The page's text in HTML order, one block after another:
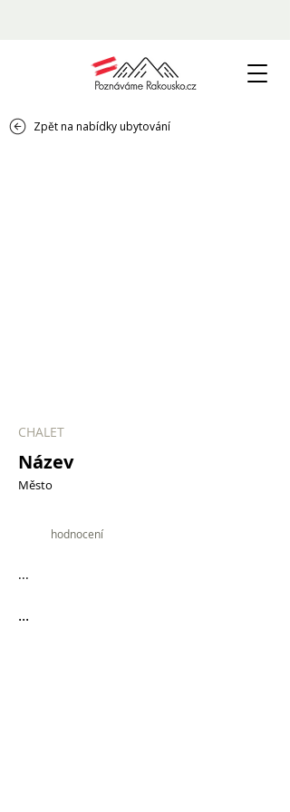
Zpět na nabídky ubytování
CHALET
Název
Město
hodnocení
...
...